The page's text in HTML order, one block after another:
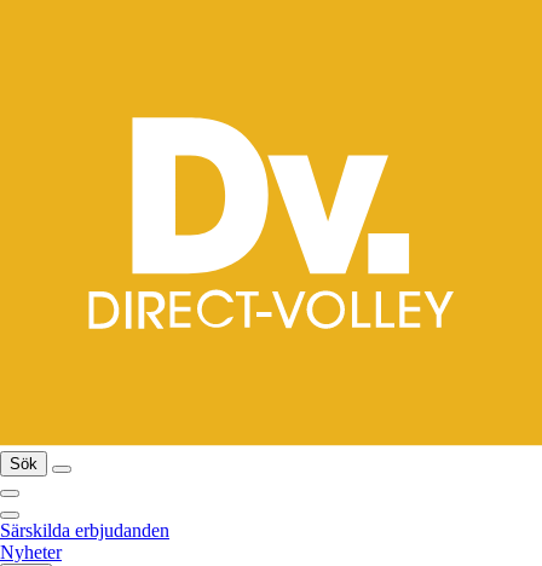
Sök
Särskilda erbjudanden
Nyheter